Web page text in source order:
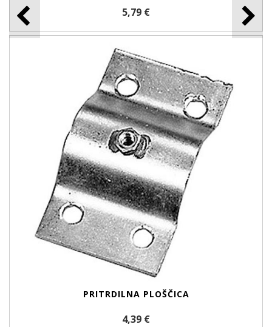
5,79 €
PRITRDILNA PLOŠČICA
4,39 €